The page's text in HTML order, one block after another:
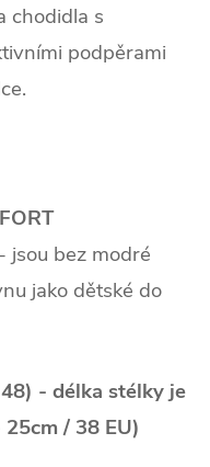
chodidla s
podpěrami
- jsou bez modré
jako dětské do
- délka stélky je
/ 38 EU)